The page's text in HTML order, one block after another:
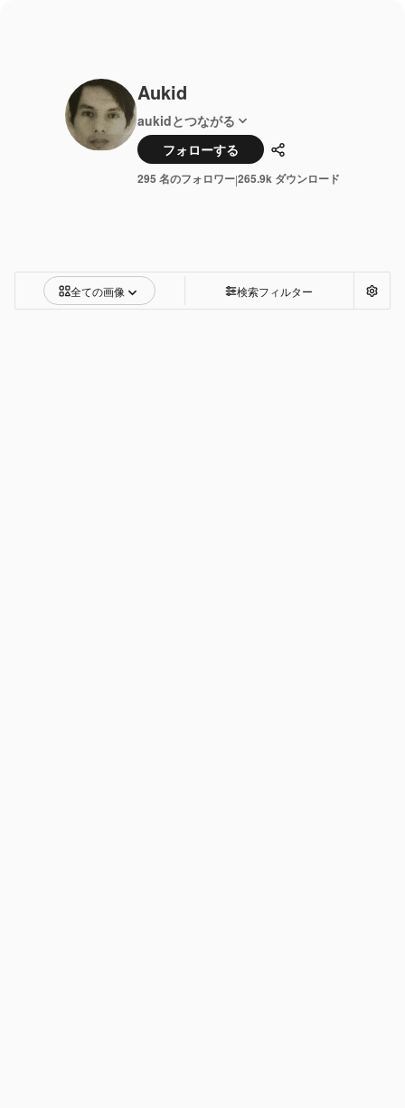
Aukid
aukidとつながる
フォローする
共有
295 名のフォロワー|265.9k ダウンロード
全ての画像 検索フィルター